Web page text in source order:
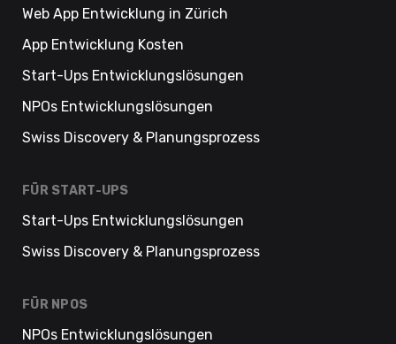
Web App Entwicklung in Zürich
App Entwicklung Kosten
Start-Ups Entwicklungslösungen
NPOs Entwicklungslösungen
Swiss Discovery & Planungsprozess
FÜR START-UPS
Start-Ups Entwicklungslösungen
Swiss Discovery & Planungsprozess
FÜR NPOS
NPOs Entwicklungslösungen